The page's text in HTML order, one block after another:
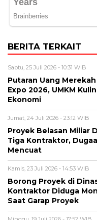
BERITA TERKAIT
Sabtu, 25 Juli 2026 - 10:31 WIB
Putaran Uang
Expo 2026, UMKM
Ekonomi
Jumat, 24 Juli 2026 - 23:12 WIB
Proyek Belasan Miliar
Tiga Kontraktor,
Mencuat
Kamis, 23 Juli 2026 - 14:53 WIB
Borong Proyek di
Kontraktor Diduga
Saat Garap Proyek